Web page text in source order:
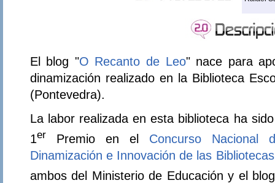
El blog "O Recanto de Leo" nace para
dinamización realizado en la Biblioteca
(Pontevedra).
La labor realizada en esta biblioteca ha
1erPremio en el Concurso Nacional
Dinamización e Innovación de las
ambos del Ministerio de Educación y el